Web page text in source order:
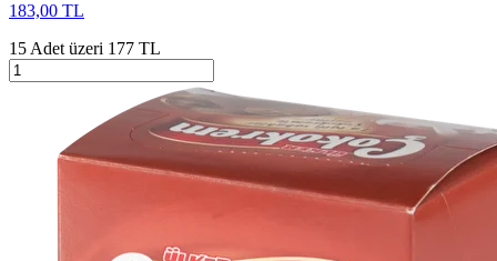
183,00 TL
15 Adet üzeri 177 TL